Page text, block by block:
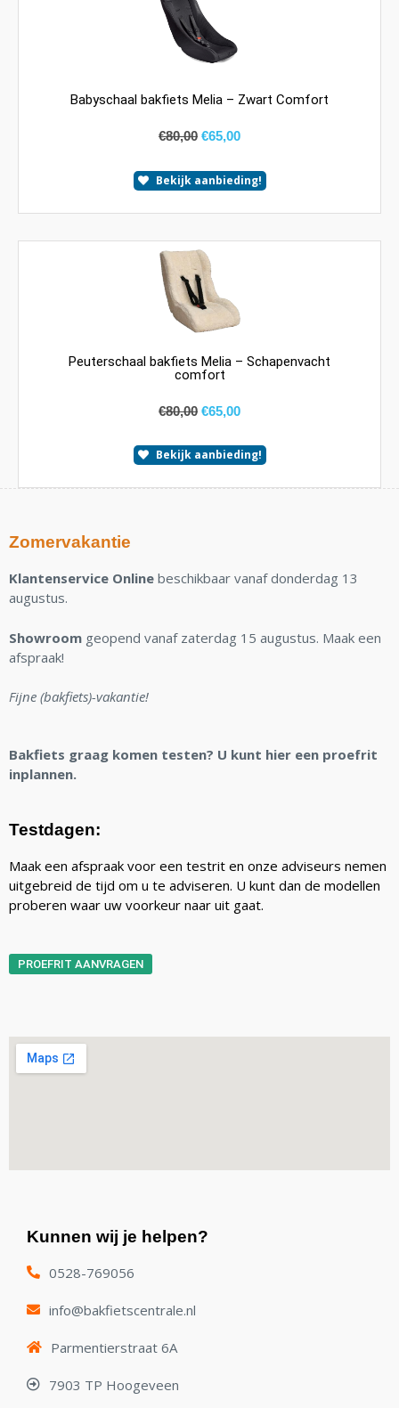
Babyschaal bakfiets Melia – Zwart Comfort
€80,00 €65,00
Bekijk aanbieding!
Peuterschaal bakfiets Melia – Schapenvacht
comfort
€80,00 €65,00
Bekijk aanbieding!
Zomervakantie
Klantenservice Online beschikbaar vanaf donderdag 13
augustus.
Showroom geopend vanaf zaterdag 15 augustus. Maak een
afspraak!
Fijne (bakfiets)-vakantie!
Bakfiets graag komen testen? U kunt hier een proefrit
inplannen.
Testdagen:
Maak een afspraak voor een testrit en onze adviseurs nemen
uitgebreid de tijd om u te adviseren. U kunt dan de modellen
proberen waar uw voorkeur naar uit gaat.
PROEFRIT AANVRAGEN
Kunnen wij je helpen?
0528-769056
info@bakfietscentrale.nl
Parmentierstraat 6A
7903 TP Hoogeveen